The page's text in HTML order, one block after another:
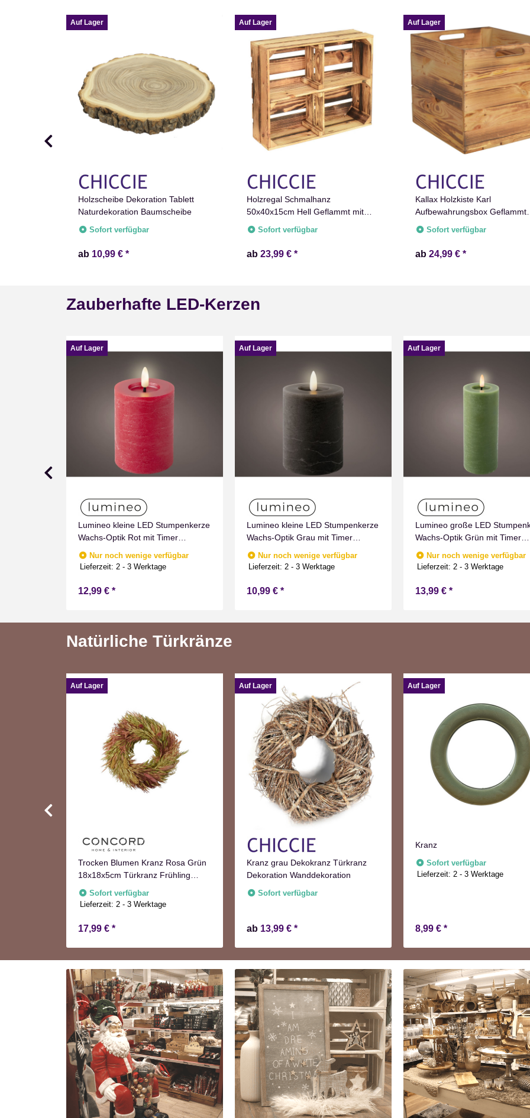
Auf Lager
Holzscheibe Dekoration Tablett
Naturdekoration Baumscheibe
Sofort verfügbar
ab 10,99 € *
Auf Lager
Holzregal Schmalhanz
50x40x15cm Hell Geflammt mit
Regalbrett Holzkiste
Sofort verfügbar
ab 23,99 € *
Auf Lager
Kallax Holzkiste Karl
Aufbewahrungsbox Geflammt
33x38x33cm
Schubladenbox Holzbox Holz
Regal Box
Sofort verfügbar
ab 24,99 € *
Zauberhafte LED-Kerzen
Auf Lager
Lumineo kleine LED Stumpenkerze
Wachs-Optik Rot mit Timer
Flammen Effect für Drinnen
Warmweiß 11 cm hoch
Nur noch wenige verfügbar
Lieferzeit:2 - 3 Werktage
12,99 € *
Auf Lager
Lumineo kleine LED Stumpenkerze
Wachs-Optik Grau mit Timer
Flammen Effect für Drinnen
Warmweiß 11 cm hoch
Nur noch wenige verfügbar
Lieferzeit:2 - 3 Werktage
10,99 € *
Auf Lager
Lumineo große LED
Wachs-Optik Grün mit Timer
Flammen Effect für Drinnen
Warmweiß 19 cm hoch
Nur noch wenige verfügbar
Lieferzeit:2 - 3 Werktage
13,99 € *
Natürliche Türkränze
Auf Lager
Trocken Blumen Kranz Rosa Grün
18x18x5cm Türkranz Frühling
Herbst
Sofort verfügbar
Lieferzeit: 2 - 3 Werktage
17,99 € *
Auf Lager
Kranz grau Dekokranz Türkranz
Dekoration Wanddekoration
Sofort verfügbar
ab 13,99 € *
Auf Lager
Kranz
Sofort verfügbar
Lieferzeit: 2 - 3 Werktage
8,99 € *